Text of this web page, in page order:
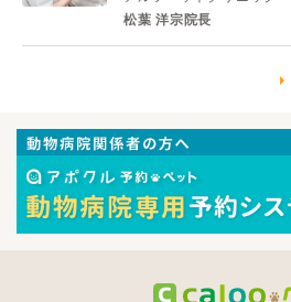
松葉 洋宗院長